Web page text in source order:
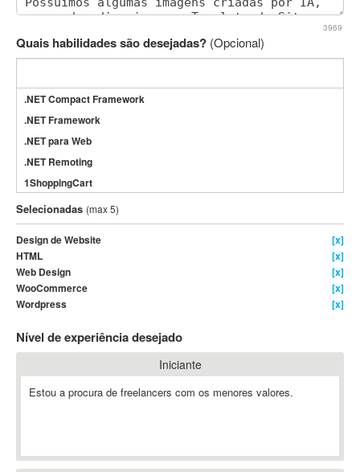
3969
Quais habilidades são desejadas? (Opcional)
.NET Compact Framework
.NET Framework
.NET para Web
.NET Remoting
1ShoppingCart
3DS Max
3GSM
4D Dimension
802.11
A&P
A-GPS
A2Billing
AAUS Scientific Diver
ABAP
ABIS
Selecionadas (max 5)
Design de Website
[x]
HTML
[x]
Web Design
[x]
WooCommerce
[x]
Wordpress
[x]
Nível de experiência desejado
Iniciante
Estou a procura de freelancers com os menores valores.